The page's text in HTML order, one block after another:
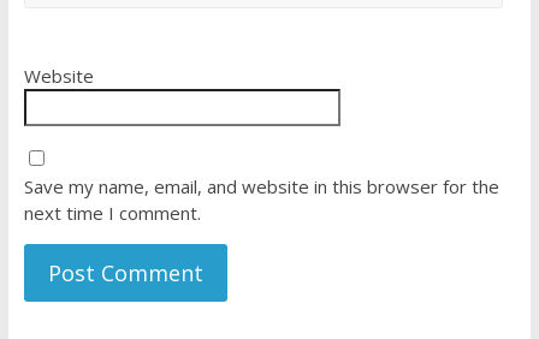
Website
Save my name, email, and website in this browser for the
next time I comment.